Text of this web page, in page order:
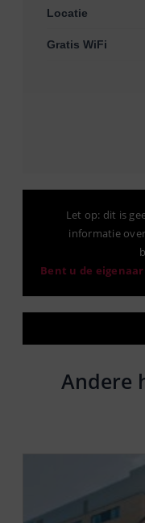
Locatie
Gratis WiFi
Let op: dit is
informatie
Bent u de
Andere